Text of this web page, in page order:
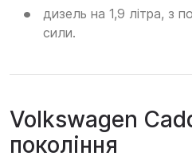
дизель на 1,9 літра, з
сили.
Volkswagen
покоління